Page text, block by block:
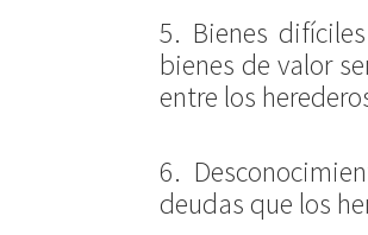
5. Bienes
bienes de valor
entre los
6.
deudas que los